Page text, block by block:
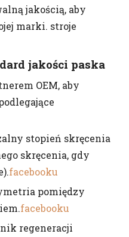
jakością, aby
marki. stroje
jakości paska
OEM, aby
stopień skręcenia
skręcenia, gdy
facebooku
pomiędzy
facebooku
regeneracji